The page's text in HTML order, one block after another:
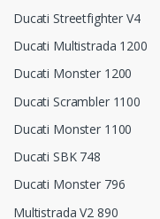
Ducati Streetfighter V4
Ducati Multistrada 1200
Ducati Monster 1200
Ducati Scrambler 1100
Ducati Monster 1100
Ducati SBK 748
Ducati Monster 796
Multistrada V2 890